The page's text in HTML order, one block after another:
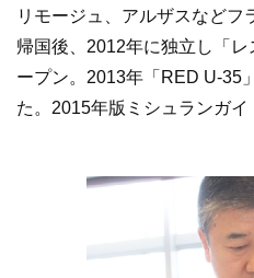
リモージュ、アルザスなどフ
帰国後、2012年に独立し「
ープン。2013年「RED U-35
た。2015年版ミシュランガイ